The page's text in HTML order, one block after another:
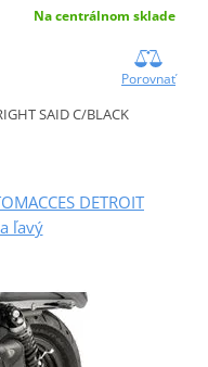
Na centrálnom sklade
Porovnať
SAID C/BLACK
DETROIT
ľavý